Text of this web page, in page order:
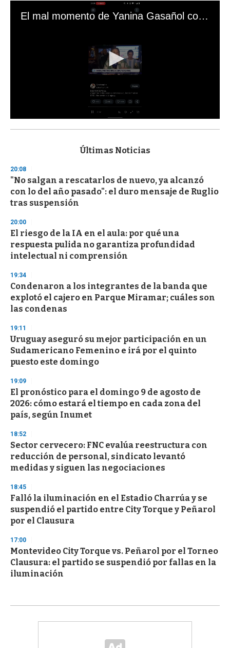
El mal momento de Yanina Gasañol con un hincha argentino en "Subrayado"
s
d
s
o
f
3
s
e
c
o
n
Últimas Noticias
20:08
"No salgan a rescatarlos de nuevo, ya alcanzó
con lo del año pasado": el duro mensaje de Ruglio
tras suspensión
20:00
El riesgo de la IA en el aula: por qué una
respuesta pulida no garantiza profundidad
intelectual ni comprensión
19:34
Condenaron a los integrantes de la banda que
explotó el cajero en Parque Miramar; cuáles son
las condenas
19:11
Uruguay aseguró su mejor participación en un
Sudamericano Femenino e irá por el quinto
puesto este domingo
19:09
El pronóstico para el domingo 9 de agosto de
2026: cómo estará el tiempo en cada zona del
país, según Inumet
18:52
Sector cervecero: FNC evalúa reestructura con
reducción de personal, sindicato levantó
medidas y siguen las negociaciones
18:45
Falló la iluminación en el Estadio Charrúa y se
suspendió el partido entre City Torque y Peñarol
por el Clausura
17:00
Montevideo City Torque vs. Peñarol por el Torneo
Clausura: el partido se suspendió por fallas en la
iluminación